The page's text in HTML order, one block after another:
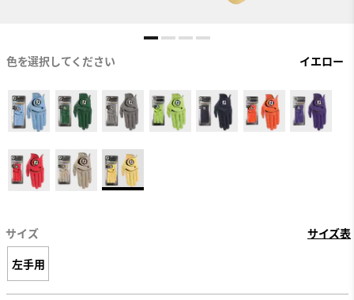
色を選択してください イエロー
サイズ
サイズ表
左手用